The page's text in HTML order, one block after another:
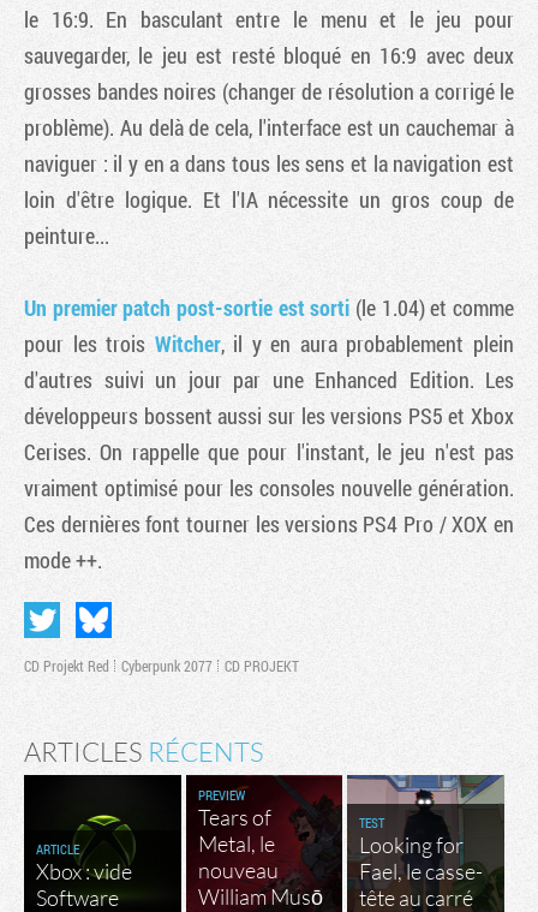
le 16:9. En basculant entre le menu et le jeu pour
sauvegarder, le jeu est resté bloqué en 16:9 avec deux
grosses bandes noires (changer de résolution a corrigé le
problème). Au delà de cela, l'interface est un cauchemar à
naviguer : il y en a dans tous les sens et la navigation est
loin d'être logique. Et l'IA nécessite un gros coup de
peinture...
Un premier patch post-sortie est sorti (le 1.04) et comme
pour les trois Witcher, il y en aura probablement plein
d'autres suivi un jour par une Enhanced Edition. Les
développeurs bossent aussi sur les versions PS5 et Xbox
Cerises. On rappelle que pour l'instant, le jeu n'est pas
vraiment optimisé pour les consoles nouvelle génération.
Ces dernières font tourner les versions PS4 Pro / XOX en
mode ++.
CD Projekt Red Cyberpunk 2077 CD PROJEKT
ARTICLES RÉCENTS
ARTICLE
Xbox : vide
Software
PREVIEW
Tears of
Metal, le
nouveau
William Musō
TEST
Looking for
Fael, le casse-
tête au carré